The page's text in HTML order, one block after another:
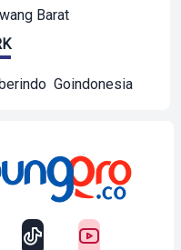
Barat
Goindonesia